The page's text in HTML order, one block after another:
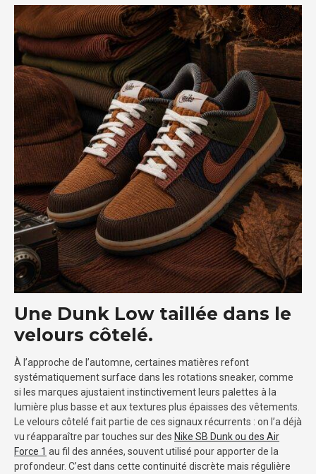
Une Dunk Low taillée dans le
velours côtelé.
À l’approche de l’automne, certaines matières refont
systématiquement surface dans les rotations sneaker, comme
si les marques ajustaient instinctivement leurs palettes à la
lumière plus basse et aux textures plus épaisses des vêtements.
Le velours côtelé fait partie de ces signaux récurrents : on l’a déjà
vu réapparaître par touches sur des Nike SB Dunk ou des Air
Force 1 au fil des années, souvent utilisé pour apporter de la
profondeur. C’est dans cette continuité discrète mais régulière